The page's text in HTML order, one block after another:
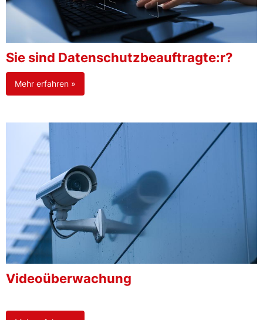
Sie sind Datenschutzbeauftragte:r?
Mehr erfahren »
Videoüberwachung